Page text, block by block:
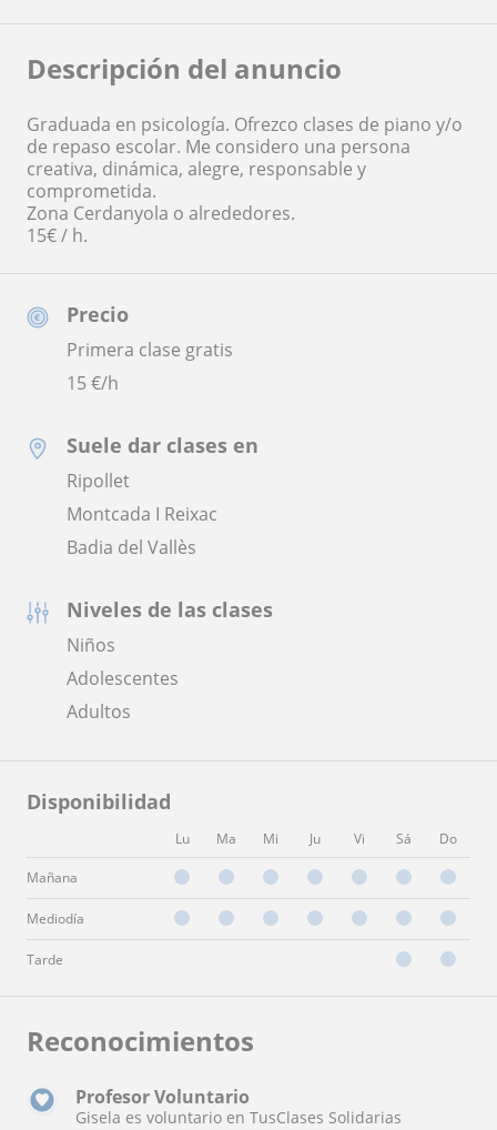
Precio
Primera clase gratis
15€/h
Suele dar clases en
Ripollet
Montcada I Reixac
Badia del Vallès
Niveles de las clases
Niños
Adolescentes
Adultos
Disponibilidad
Lu Ma Mi Ju Vi Sá Do
Mañana
Mediodía
Tarde
Descripción del anuncio
Graduada en psicología. Ofrezco clases de piano y/o
de repaso escolar. Me considero una persona
creativa, dinámica, alegre, responsable y
comprometida.
Zona Cerdanyola o alrededores.
15€ / h.
Reconocimientos
Profesor Voluntario
Gisela es voluntario en TusClases Solidarias